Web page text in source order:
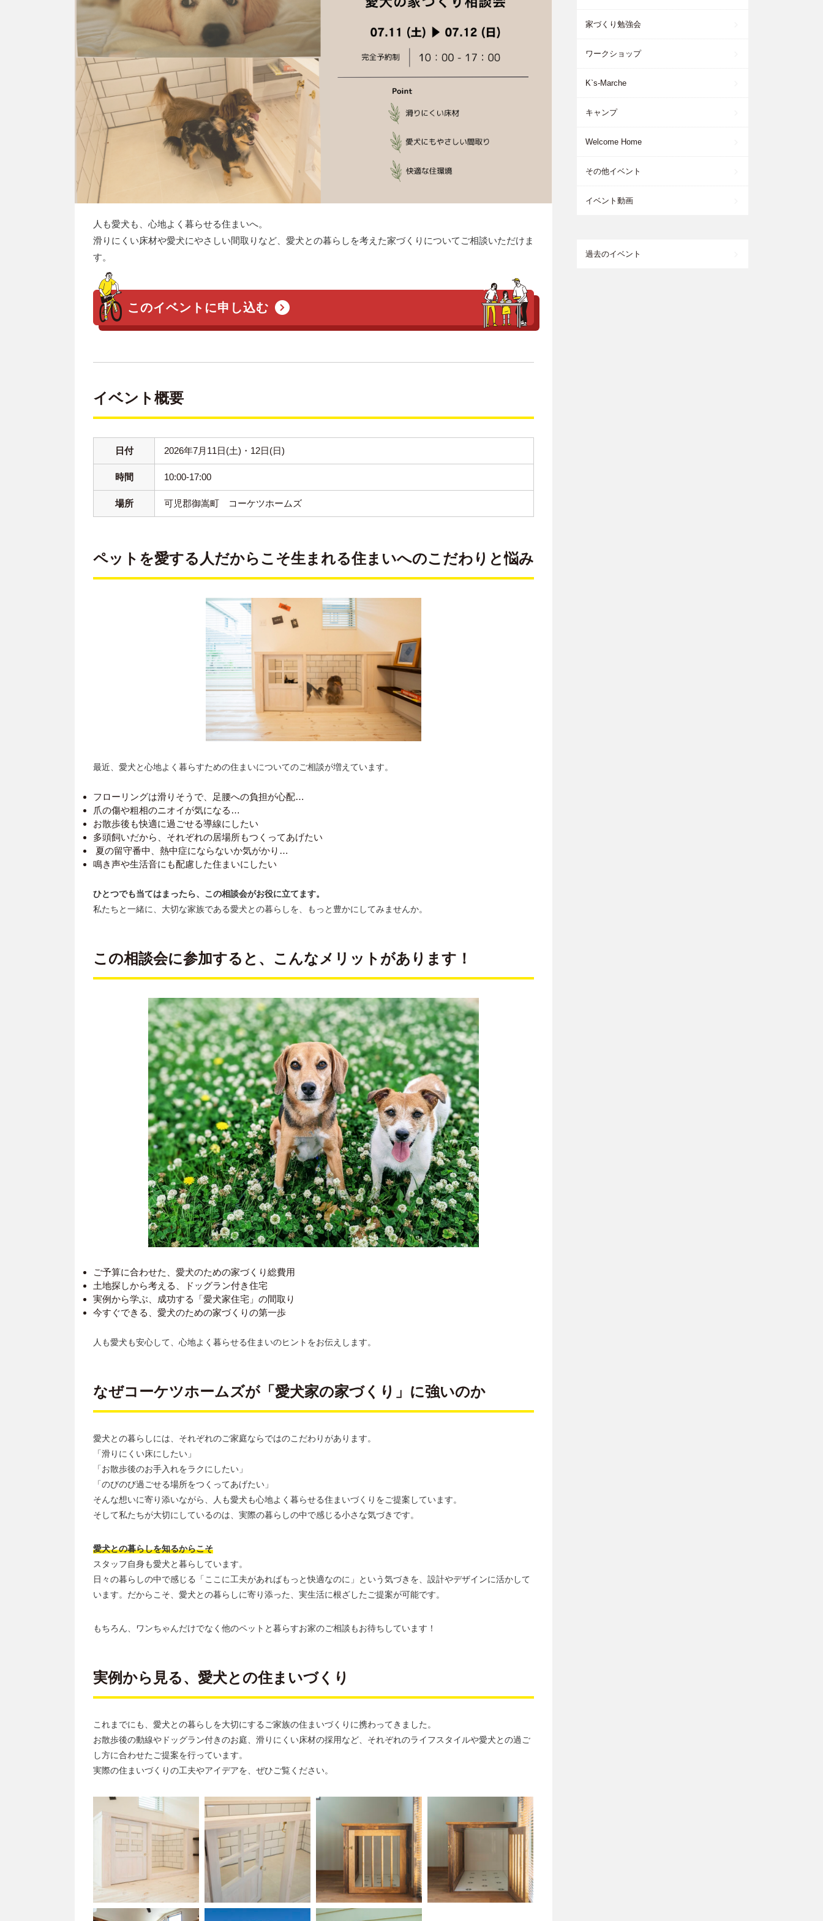
人も愛犬も、心地よく暮らせる住まいへ。
滑りにくい床材や愛犬にやさしい間取りなど、愛犬との暮らしを考えた家づくりについてご相談いただけま
す。
このイベントに申し込む
イベント概要
日付 2026年7月11日(土)・12日(日)
時間 10:00-17:00
場所 可児郡御嵩町 コーケツホームズ
ペットを愛する人だからこそ生まれる住まいへのこだわりと悩み
最近、愛犬と心地よく暮らすための住まいについてのご相談が増えています。
フローリングは滑りそうで、足腰への負担が心配…
爪の傷や粗相のニオイが気になる…
お散歩後も快適に過ごせる導線にしたい
多頭飼いだから、それぞれの居場所もつくってあげたい
夏の留守番中、熱中症にならないか気がかり…
鳴き声や生活音にも配慮した住まいにしたい
ひとつでも当てはまったら、この相談会がお役に立てます。
私たちと一緒に、大切な家族である愛犬との暮らしを、もっと豊かにしてみませんか。
この相談会に参加すると、こんなメリットがあります！
ご予算に合わせた、愛犬のための家づくり総費用
土地探しから考える、ドッグラン付き住宅
実例から学ぶ、成功する「愛犬家住宅」の間取り
今すぐできる、愛犬のための家づくりの第一歩
人も愛犬も安心して、心地よく暮らせる住まいのヒントをお伝えします。
なぜコーケツホームズが「愛犬家の家づくり」に強いのか
愛犬との暮らしには、それぞれのご家庭ならではのこだわりがあります。
「滑りにくい床にしたい」
「お散歩後のお手入れをラクにしたい」
「のびのび過ごせる場所をつくってあげたい」
そんな想いに寄り添いながら、人も愛犬も心地よく暮らせる住まいづくりをご提案しています。
そして私たちが大切にしているのは、実際の暮らしの中で感じる小さな気づきです。
愛犬との暮らしを知るからこそ
スタッフ自身も愛犬と暮らしています。
日々の暮らしの中で感じる「ここに工夫があればもっと快適なのに」という気づきを、設計やデザインに活かして
います。だからこそ、愛犬との暮らしに寄り添った、実生活に根ざしたご提案が可能です。
もちろん、ワンちゃんだけでなく他のペットと暮らすお家のご相談もお待ちしています！
実例から見る、愛犬との住まいづくり
これまでにも、愛犬との暮らしを大切にするご家族の住まいづくりに携わってきました。
お散歩後の動線やドッグラン付きのお庭、滑りにくい床材の採用など、それぞれのライフスタイルや愛犬との過ご
し方に合わせたご提案を行っています。
実際の住まいづくりの工夫やアイデアを、ぜひご覧ください。
家づくり勉強会
ワークショップ
K`s-Marche
キャンプ
Welcome Home
その他イベント
イベント動画
過去のイベント